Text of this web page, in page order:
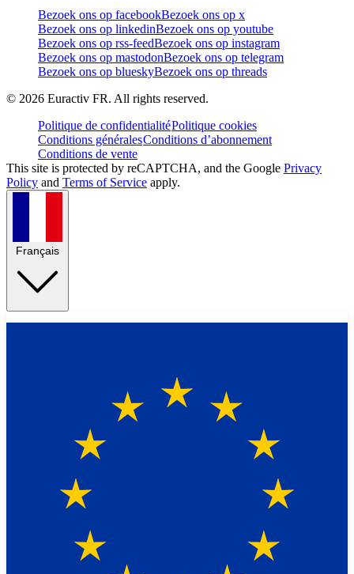
Bezoek ons op facebookBezoek ons op x
Bezoek ons op linkedinBezoek ons op youtube
Bezoek ons op rss-feedBezoek ons op instagram
Bezoek ons op mastodonBezoek ons op telegram
Bezoek ons op blueskyBezoek ons op threads
© 2026 Euractiv FR. All rights reserved.
Politique de confidentialitéPolitique cookies
Conditions généralesConditions d’abonnement
Conditions de vente
This site is protected by reCAPTCHA, and the Google Privacy
Policy and Terms of Service apply.
Français